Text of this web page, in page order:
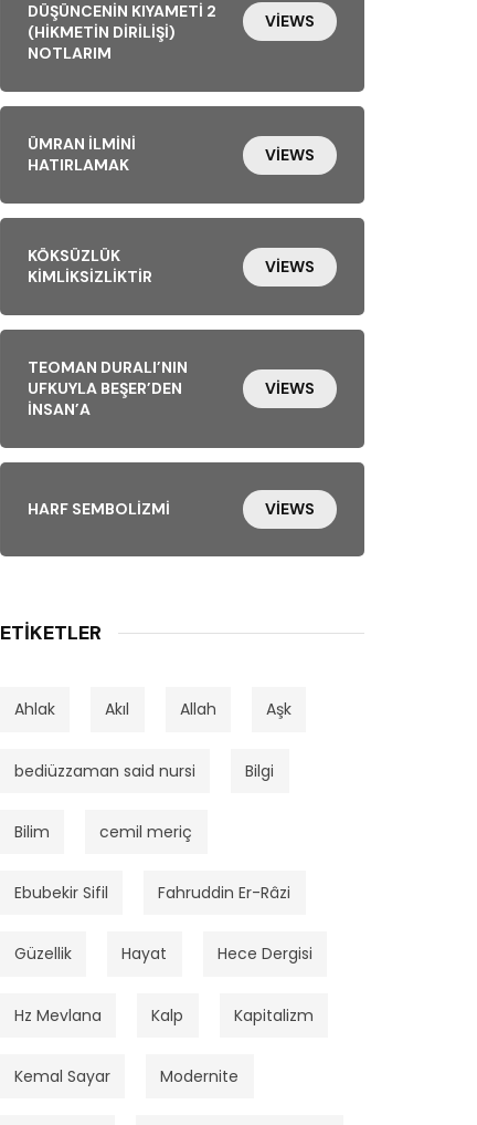
DÜŞÜNCENIN KIYAMETI 2
(HIKMETIN DIRILIŞI)
NOTLARIM
VIEWS
ÜMRAN İLMINI
HATIRLAMAK
VIEWS
KÖKSÜZLÜK
KIMLIKSIZLIKTIR
VIEWS
TEOMAN DURALI’NIN
UFKUYLA BEŞER’DEN
İNSAN’A
VIEWS
HARF SEMBOLIZMI VIEWS
ETIKETLER
Ahlak Akıl Allah Aşk
bediüzzaman said nursi Bilgi
Bilim cemil meriç
Ebubekir Sifil Fahruddin Er-Râzi
Güzellik Hayat Hece Dergisi
Hz Mevlana Kalp Kapitalizm
Kemal Sayar Modernite